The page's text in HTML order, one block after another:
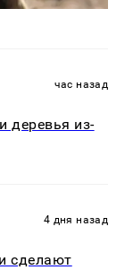
час назад
деревья из-
4 дня назад
сделают